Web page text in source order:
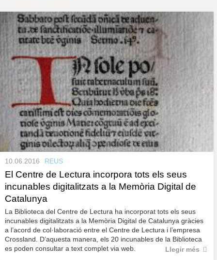
e
s
10.06.2016 REUS
El Centre de Lectura incorpora tots els seus
incunables digitalitzats a la Memòria Digital de
Catalunya
La Biblioteca del Centre de Lectura ha incorporat tots els seus
incunables digitalitzats a la Memòria Digital de Catalunya gràcies
a l’acord de col·laboració entre el Centre de Lectura i l’empresa
Crossland. D’aquesta manera, els 20 incunables de la Biblioteca
es poden consultar a text complet via web.
Llegir més